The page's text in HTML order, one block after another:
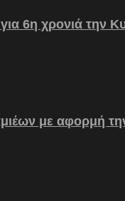
6η χρονιά την
με αφορμή